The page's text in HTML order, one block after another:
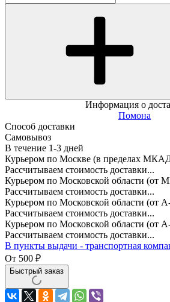
Информация о
Помона
Способ доставки
Самовывоз
В течение 1-3 дней
Курьером по Москве (в пределах
Рассчитываем стоимость доставки...
Курьером по Московской области (от
Рассчитываем стоимость доставки...
Курьером по Московской области (от
Рассчитываем стоимость доставки...
Курьером по Московской области (от
Рассчитываем стоимость доставки...
В пункты выдачи - транспортная
От 500 ₽
Быстрый заказ